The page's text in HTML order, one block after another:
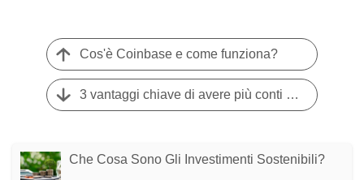
Cos'è Coinbase e come funziona?
3 vantaggi chiave di avere più conti di intermediazione
Che Cosa Sono Gli Investimenti Sostenibili?